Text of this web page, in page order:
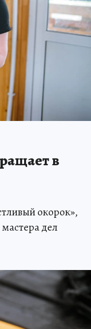
в
окорок»,
дел